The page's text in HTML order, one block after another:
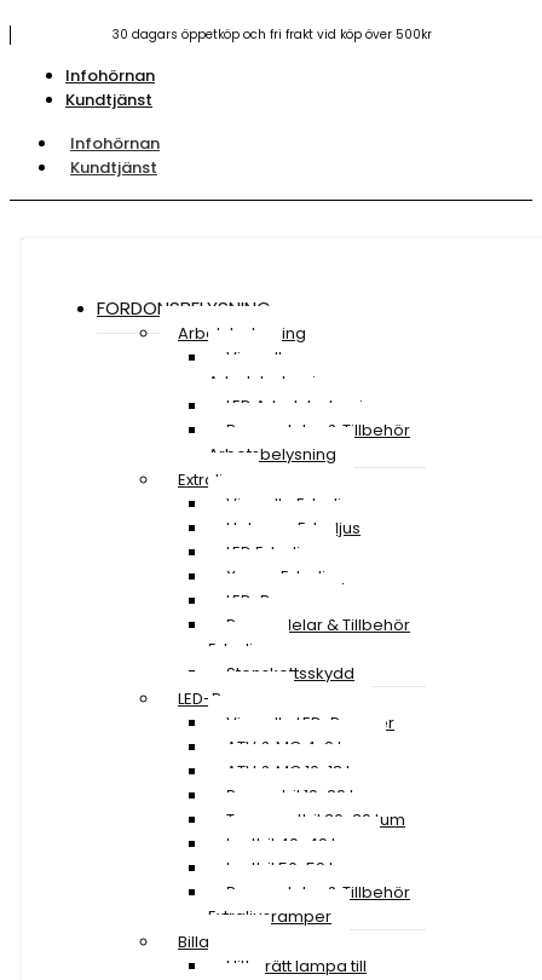
30 dagars öppetköp och fri frakt vid köp över 500kr
Infohörnan
Kundtjänst
Infohörnan
Kundtjänst
FORDONSBELYSNING
Arbetsbelysning
Visa all
Arbetsbelysning
LED Arbetsbelysning
Reservdelar & Tillbehör
Arbetsbelysning
Extraljus
Visa alla Extraljus
Halogen Extraljus
LED Extraljus
Xenon Extraljus
LED-Ramper
Reservdelar & Tillbehör
Extraljus
Stenskottsskydd
LED-Ramper
Visa alla LED-Ramper
ATV & MC 4-9 tum
ATV & MC 10-18 tum
Personbil 19-29 tum
Transportbil 30-39 tum
Lastbil 40-49 tum
Lastbil 50-59 tum
Reservdelar & Tillbehör
Extraljusramper
Billampor
Hitta rätt lampa till